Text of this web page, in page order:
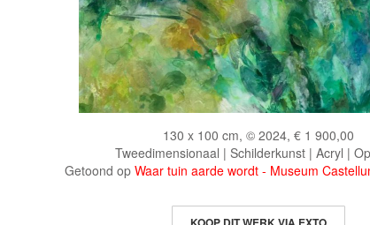
130 x 100 cm, © 2024, € 1 900,00
Tweedimensionaal | Schilderkunst | Acryl |
Getoond op Waar tuin aarde wordt - Museum